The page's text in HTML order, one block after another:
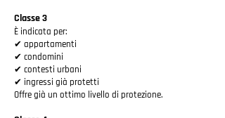
Classe 3
È indicata per:
✔ appartamenti
✔ condomini
✔ contesti urbani
✔ ingressi già protetti
Offre già un ottimo livello di protezione.